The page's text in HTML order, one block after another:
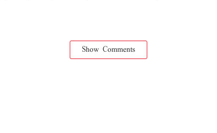
Show Comments